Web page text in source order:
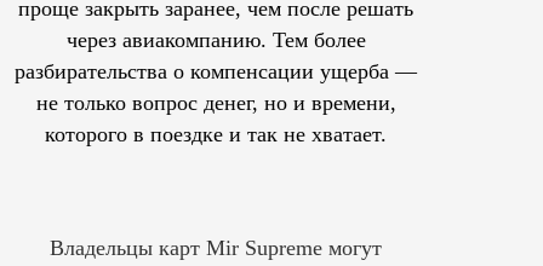
проще закрыть заранее, чем после решать
через авиакомпанию. Тем более
разбирательства о компенсации ущерба —
не только вопрос денег, но и времени,
которого в поездке и так не хватает.
Владельцы карт Mir Supreme могут